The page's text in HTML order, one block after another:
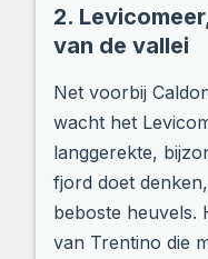
2.
van de vallei
Net voorbij
wacht het
langgerekte,
fjord doet
beboste heuvels.
van Trentino die